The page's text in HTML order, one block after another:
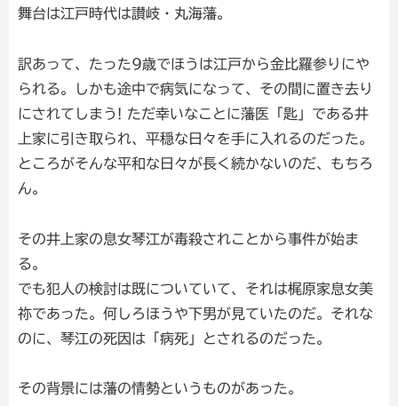
舞台は江戸時代は讃岐・丸海藩。
訳あって、たった9歳でほうは江戸から金比羅参りにや
られる。しかも途中で病気になって、その間に置き去り
にされてしまう! ただ幸いなことに藩医「匙」である井
上家に引き取られ、平穏な日々を手に入れるのだった。
ところがそんな平和な日々が長く続かないのだ、もちろ
ん。
その井上家の息女琴江が毒殺されことから事件が始ま
る。
でも犯人の検討は既についていて、それは梶原家息女美
祢であった。何しろほうや下男が見ていたのだ。それな
のに、琴江の死因は「病死」とされるのだった。
その背景には藩の情勢というものがあった。